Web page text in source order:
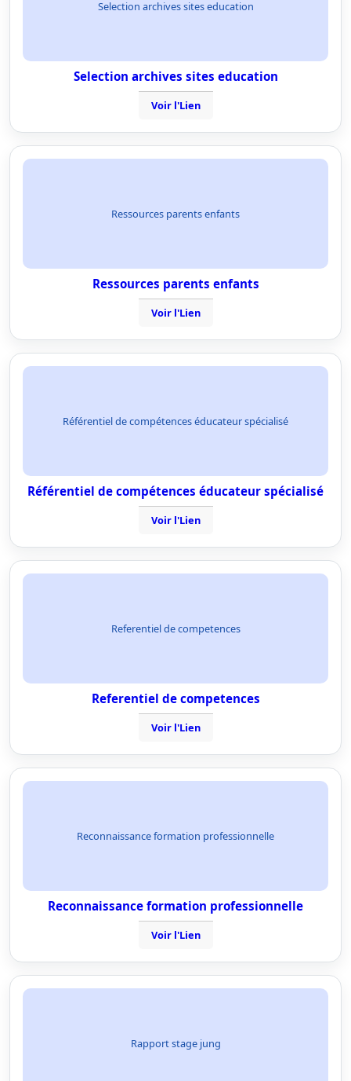
Selection archives sites education
Selection archives sites education
Voir l'Lien
Ressources parents enfants
Ressources parents enfants
Voir l'Lien
Référentiel de compétences éducateur spécialisé
Référentiel de compétences éducateur spécialisé
Voir l'Lien
Referentiel de competences
Referentiel de competences
Voir l'Lien
Reconnaissance formation professionnelle
Reconnaissance formation professionnelle
Voir l'Lien
Rapport stage jung